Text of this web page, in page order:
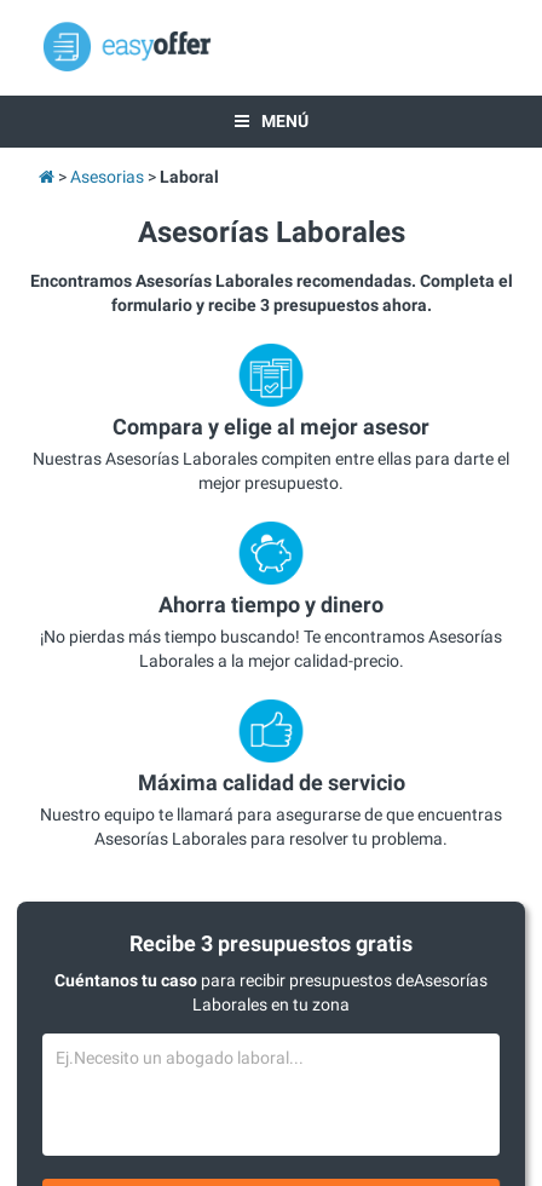
MENÚ
Asesorias Laboral
Asesorías Laborales
Encontramos Asesorías Laborales recomendadas. Completa el
formulario y recibe 3 presupuestos ahora.
Compara y elige al mejor asesor
Nuestras Asesorías Laborales compiten entre ellas para darte el
mejor presupuesto.
Ahorra tiempo y dinero
¡No pierdas más tiempo buscando! Te encontramos Asesorías
Laborales a la mejor calidad-precio.
Máxima calidad de servicio
Nuestro equipo te llamará para asegurarse de que encuentras
Asesorías Laborales para resolver tu problema.
Recibe 3 presupuestos gratis
Cuéntanos tu caso para recibir presupuestos deAsesorías
Laborales en tu zona